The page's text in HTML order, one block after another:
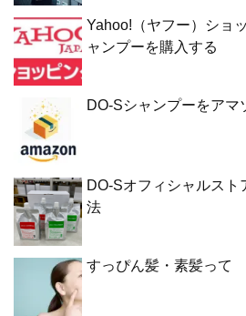
Yahoo!（ヤフー）ショ
ャンプーを購入する
DO-Sシャンプーをアマ
DO-Sオフィシャルス
法
すっぴん髪・素髪って